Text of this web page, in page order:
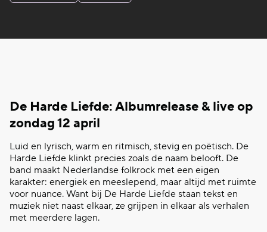
De Harde Liefde: Albumrelease & live op
zondag 12 april
Luid en lyrisch, warm en ritmisch, stevig en poëtisch. De
Harde Liefde klinkt precies zoals de naam belooft. De
band maakt Nederlandse folkrock met een eigen
karakter: energiek en meeslepend, maar altijd met ruimte
voor nuance. Want bij De Harde Liefde staan tekst en
muziek niet naast elkaar, ze grijpen in elkaar als verhalen
met meerdere lagen.